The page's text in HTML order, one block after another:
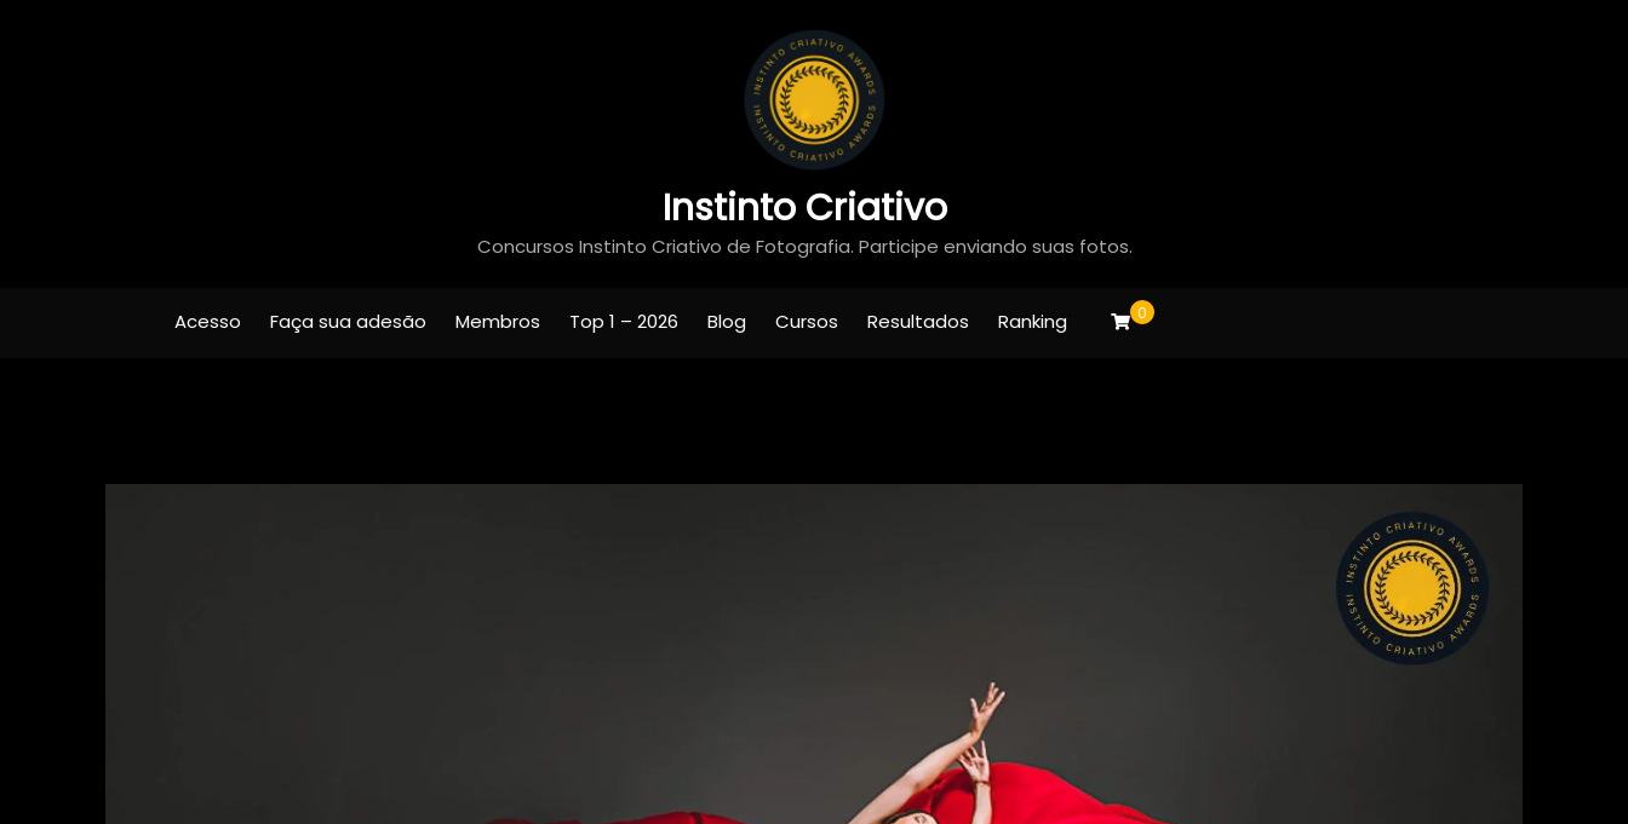
Instinto Criativo
Concursos Instinto Criativo de Fotografia. Participe enviando suas fotos.
Acesso Faça sua adesão Membros Top 1 – 2026 Blog Cursos Resultados Ranking 0